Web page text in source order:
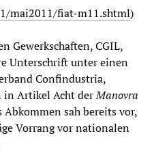
mai2011/fiat-m11.shtml)
Gewerkschaften, CGIL,
Unterschrift unter einen
Confindustria,
in Artikel Acht derManovra
Abkommen sah bereits vor,
Vorrang vor nationalen